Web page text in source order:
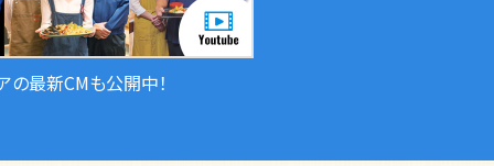
の最新CMも公開中！